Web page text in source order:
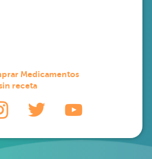
Medicamentos
receta